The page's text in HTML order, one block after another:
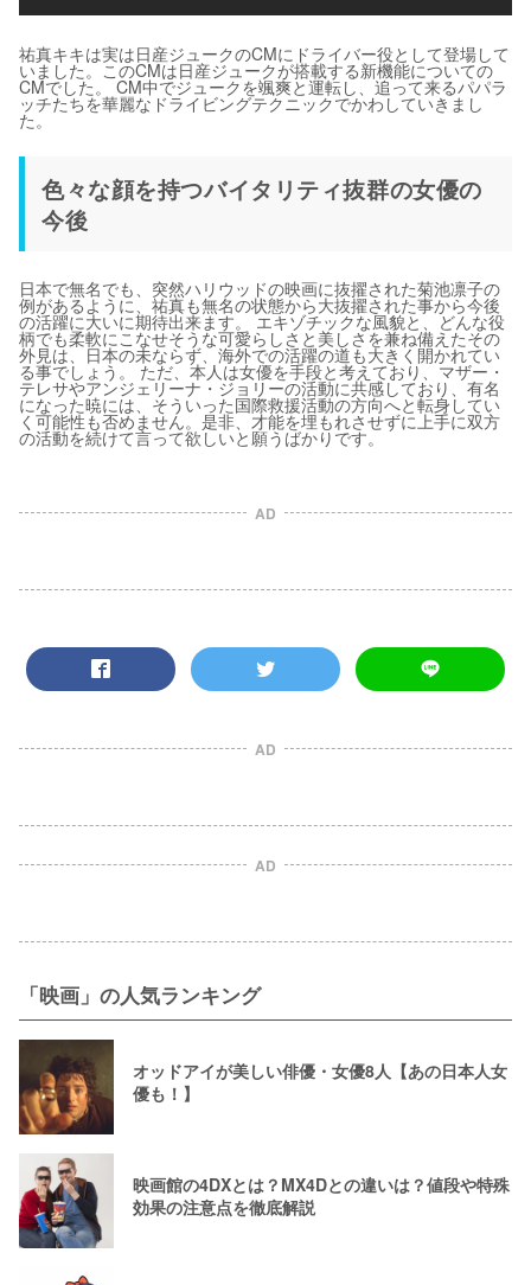
祐真キキは実は日産ジュークのCMにドライバー役として登場して
いました。このCMは日産ジュークが搭載する新機能についての
CMでした。 CM中でジュークを颯爽と運転し、追って来るパパラ
ッチたちを華麗なドライビングテクニックでかわしていきまし
た。
色々な顔を持つバイタリティ抜群の女優の
今後
日本で無名でも、突然ハリウッドの映画に抜擢された菊池凛子の
例があるように、祐真も無名の状態から大抜擢された事から今後
の活躍に大いに期待出来ます。 エキゾチックな風貌と、どんな役
柄でも柔軟にこなせそうな可愛らしさと美しさを兼ね備えたその
外見は、日本の未ならず、海外での活躍の道も大きく開かれてい
る事でしょう。 ただ、本人は女優を手段と考えており、マザー・
テレサやアンジェリーナ・ジョリーの活動に共感しており、有名
になった暁には、そういった国際救援活動の方向へと転身してい
く可能性も否めません。是非、才能を埋もれさせずに上手に双方
の活動を続けて言って欲しいと願うばかりです。
AD
AD
AD
「映画」の人気ランキング
オッドアイが美しい俳優・女優8人【あの日本人女
優も！】
映画館の4DXとは？MX4Dとの違いは？値段や特殊
効果の注意点を徹底解説